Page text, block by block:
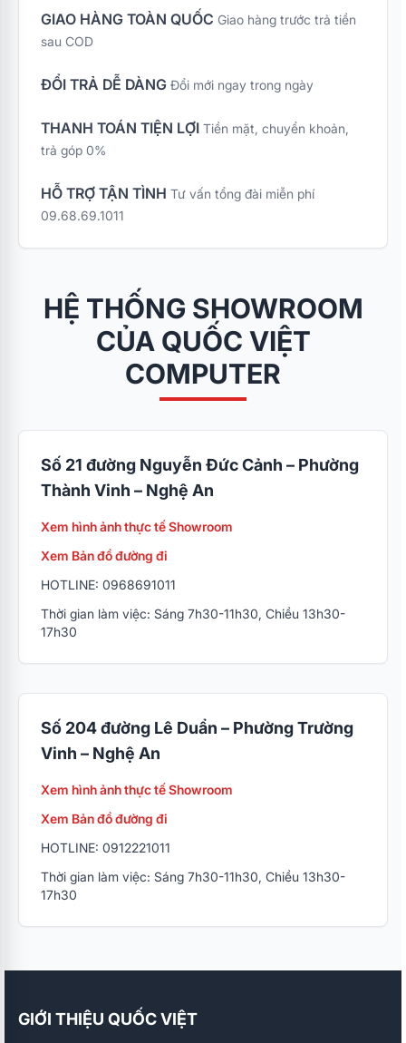
GIAO HÀNG TOÀN QUỐC Giao hàng trước trả tiền
sau COD
ĐỔI TRẢ DỄ DÀNG Đổi mới ngay trong ngày
THANH TOÁN TIỆN LỢI Tiền mặt, chuyển khoản,
trả góp 0%
HỖ TRỢ TẬN TÌNH Tư vấn tổng đài miễn phí
09.68.69.1011
HỆ THỐNG SHOWROOM
CỦA QUỐC VIỆT
COMPUTER
Số 21 đường Nguyễn Đức Cảnh – Phường
Thành Vinh – Nghệ An
Xem hình ảnh thực tế Showroom
Xem Bản đồ đường đi
HOTLINE: 0968691011
Thời gian làm việc: Sáng 7h30-11h30, Chiều 13h30-
17h30
Số 204 đường Lê Duẩn – Phường Trường
Vinh – Nghệ An
Xem hình ảnh thực tế Showroom
Xem Bản đồ đường đi
HOTLINE: 0912221011
Thời gian làm việc: Sáng 7h30-11h30, Chiều 13h30-
17h30
GIỚI THIỆU QUỐC VIỆT